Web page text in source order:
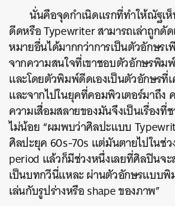
นั่นคือจุดกำเนิดแรกที่ทำให้ณัฐเ
ดีดหรือ Typewriter สามารถเล่าถูกดั
หมายอื่นได้มากกว่าการเป็นตัวอักษรเ
จากความสนใจที่เขาชอบตัวอักษรพิม
และโดยตัวพิมพ์ดีดเองเป็นตัวอักษรที่เ
และจากไปในยุคที่คอมพิวเตอร์มาถึง
ความเสื่อมสลายของมันจึงเป็นเรื่อง
ไม่น้อย “ผมพบว่าศิลปะแบบ
ศิลปะยุค 60s-70s แต่มันตายไปในช่
period แล้วก็มีช่วงหนึ่งเลยที่ศิลปินจ
เป็นบทกวีนี่แหละ ผ่านตัวอักษรแบบพิ
เล่นกับรูปร่างหรือ shape ของภาพ”